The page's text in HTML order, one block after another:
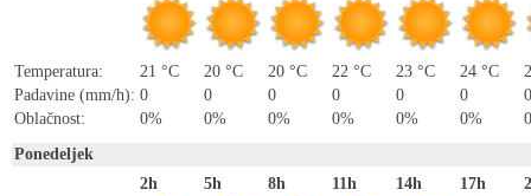
Temperatura:
21 °C
Padavine (mm/h): 0
Oblačnost:
0%
20 °C
0
0%
20 °C
0
0%
22 °C
0
0%
23 °C
0
0%
24 °C
0
0%
0
Ponedeljek
2h
5h 8h 11h 14h 17h